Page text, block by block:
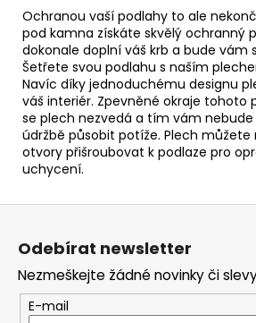
Ochranou vaší podlahy to ale
pod kamna získáte skvělý ochranný
dokonale doplní váš krb a bude vám
Šetřete svou podlahu s naším
Navíc díky jednoduchému designu
váš interiér. Zpevněné okraje tohoto
se plech nezvedá a tím vám nebude
údržbě působit potíže. Plech můžete
otvory přišroubovat k podlaze pro
uchycení.
Z
Odebírat newsletter
Nezmeškejte žádné novinky či
E-mail